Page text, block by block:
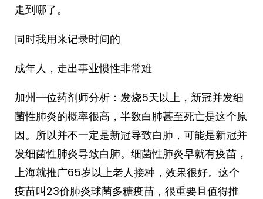
走到哪了。
同时我用来记录时间的
成年人，走出事业惯性非常难
加州一位药剂师分析：发烧5天以上，新冠并发细
菌性肺炎的概率很高，半数白肺甚至死亡是这个原
因。所以并不一定是新冠导致白肺，可能是新冠并
发细菌性肺炎导致白肺。细菌性肺炎早就有疫苗，
上海就推广65岁以上老人接种，效果很好。这个
疫苗叫23价肺炎球菌多糖疫苗，很重要且值得推